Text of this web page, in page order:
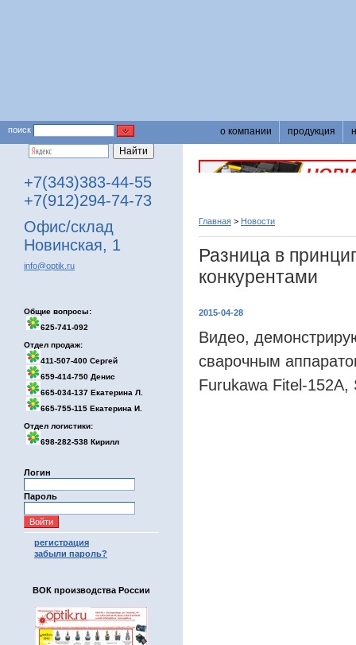
поиск о компании продукция
+7(343)383-44-55
+7(912)294-74-73
Офис/склад
Новинская, 1
info@optik.ru
Общие вопросы:
625-741-092
Отдел продаж:
411-507-400 Сергей
659-414-750 Денис
665-034-137 Екатерина Л.
665-755-115 Екатерина И.
Отдел логистики:
698-282-538 Кирилл
Логин
Пароль
регистрация
забыли пароль?
ВОК производства России
Главная > Новости
Разница в
конкурентами
2015-04-28
Видео,
сварочным
Furukawa Fitel-152A,